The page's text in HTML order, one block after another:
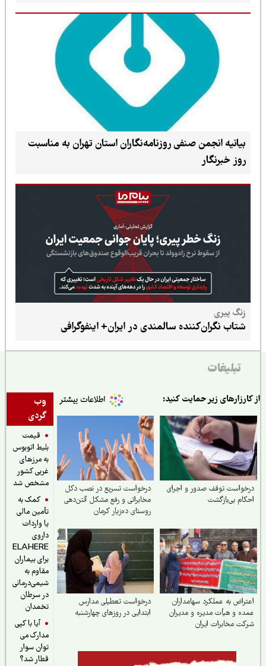
بیانیه انجمن صنفی روزنامه‌نگاران استان تهران به مناسبت
روز خبرنگار
زنگ پیری
شتاب نگران‌کننده سالمندی در ایران+ اینفوگرافی
تبلیغات
وب
گردی
قیمت
بلیط اتوبوس
به مرزهای
غربی کشور
مشخص شد
کمک به
تأمین مالی
یا واردات
داروی
ELAHERE
برای بیماران
مقاوم به
شیمی‌درمانی
در سرطان
تخمدان
آیا با کپی
مدارک می
توان سوار
قطار شد؟
زیر حمایت کنید:
توقف صدور و اجرای
بی‌بازگشت
درخواست تسریع در نصب دکل
مخابراتی و رفع مشکل آنتن‌دهی
روستای ده‌زیار کرمان
به عملکرد سهامداران
و هیأت مدیره و مدیران
مخابرات ایران
درخواست تعطیلی مدارس
ابتدایی در روزهای چهارشنبه